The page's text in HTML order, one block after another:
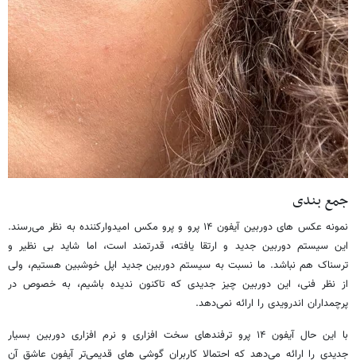
جمع بندی
نمونه عکس های دوربین آیفون ۱۴ پرو و پرو مکس امیدوارکننده به نظر می‌رسند.
این سیستم دوربین جدید و ارتقا یافته، قدرتمند است، اما شاید بی نظیر و
ترسناک هم نباشد. ما نسبت به سیستم دوربین جدید اپل خوشبین هستیم، ولی
از نظر فنی، این دوربین چیز جدیدی که تاکنون ندیده باشیم، به خصوص در
پرچمداران اندرویدی را ارائه نمی‌دهد.
با این حال آیفون ۱۴ پرو ترفندهای سخت افزاری و نرم افزاری دوربین بسیار
جدیدی را ارائه می‌دهد که احتمالا کاربران گوشی های قدیمی‌تر آیفون عاشق آن